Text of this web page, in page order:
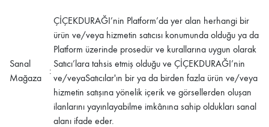
Sanal
Mağaza
:
ÇİÇEKDURAĞI’nin Platform’da yer alan herhangi bir
ürün ve/veya hizmetin satıcısı konumunda olduğu ya da
Platform üzerinde prosedür ve kurallarına uygun olarak
Satıcı’lara tahsis etmiş olduğu ve ÇİÇEKDURAĞI’nin
ve/veyaSatıcılar'ın bir ya da birden fazla ürün ve/veya
hizmetin satışına yönelik içerik ve görsellerden oluşan
ilanlarını yayınlayabilme imkânına sahip oldukları sanal
alanı ifade eder.